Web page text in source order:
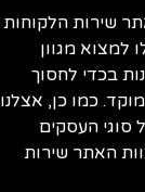
שירות הלקוחות
מגוון
בכדי לחסוך
כמו כן, אצלנו
העסקים
האתר שירות